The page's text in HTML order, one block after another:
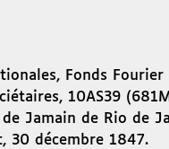
Fonds
10AS39
Jamain de Rio de
30 décembre 1847.